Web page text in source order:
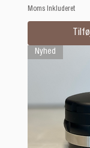
Moms Inkluderet
Nyhed